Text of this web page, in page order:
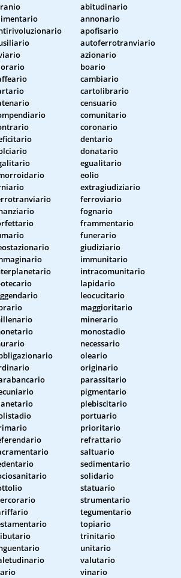
abitudinario
annonario
apofisario
autoferrotranviario
azionario
boario
cambiario
cartolibrario
censuario
comunitario
coronario
dentario
donatario
egualitario
eolio
extragiudiziario
ferroviario
fognario
frammentario
funerario
giudiziario
immunitario
intracomunitario
lapidario
leocucitario
maggioritario
minerario
monostadio
necessario
oleario
originario
parassitario
pigmentario
plebiscitario
portuario
prioritario
refrattario
saltuario
sedimentario
solidario
statuario
strumentario
tegumentario
topiario
trinitario
unitario
valutario
vinario